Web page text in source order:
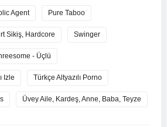
Agent Pure Taboo
Sikiş, Hardcore Swinger
- Üçlü
Izle Türkçe Altyazılı Porno
Üvey Aile, Kardeş, Anne, Baba, Teyze